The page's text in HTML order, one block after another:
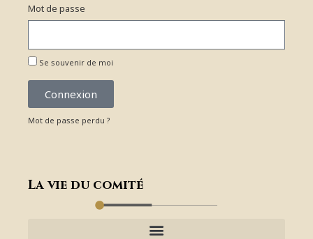
Mot de passe
Se souvenir de moi
Connexion
Mot de passe perdu ?
La vie du comité